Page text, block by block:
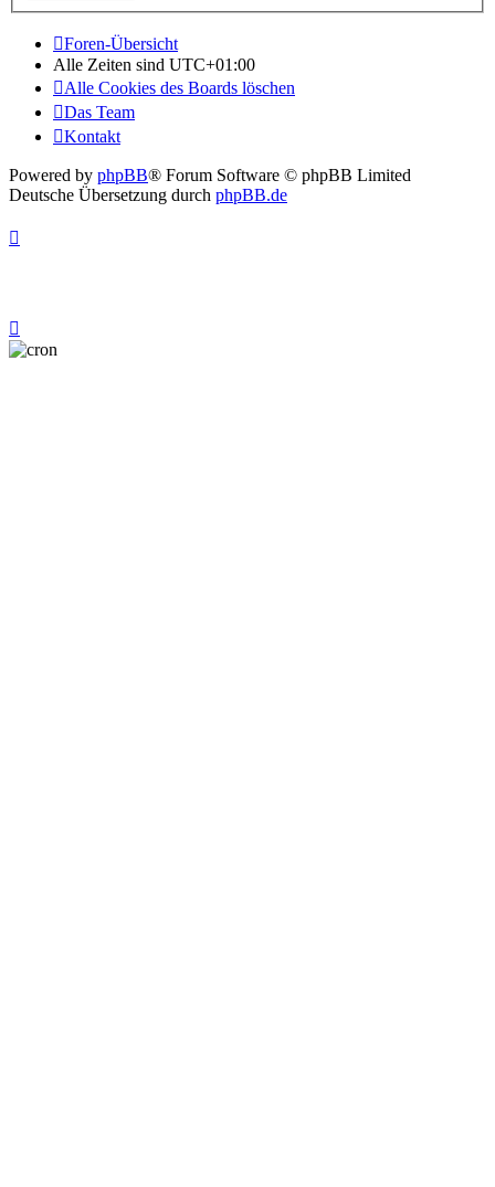
Foren-Übersicht
Alle Zeiten sind UTC+01:00
Alle Cookies des Boards löschen
Das Team
Kontakt
Powered by phpBB® Forum Software © phpBB Limited
Deutsche Übersetzung durch phpBB.de